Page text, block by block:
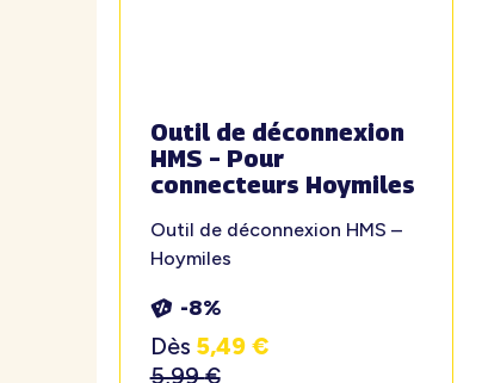
Outil de déconnexion
HMS – Pour
connecteurs Hoymiles
Outil de déconnexion HMS –
Hoymiles
-8%
Dès 5,49 €
5,99€